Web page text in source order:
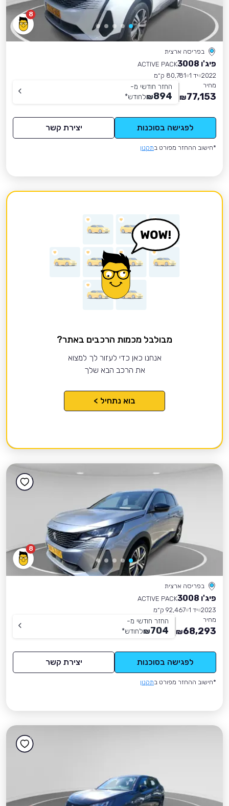
8
בפריסה ארצית
פיג'ו 3008
ACTIVE PACK
2022 יד 1
80,781 ק״מ
מחיר
77,153
₪
החזר חודשי מ-
894
₪לחודש*
לפגישה בסוכנות יצירת קשר
*חישוב ההחזר מפורט בתקנון
מבולבל מכמות הרכבים באתר?
אנחנו כאן כדי לעזור לך למצוא
את הרכב הבא שלך
בוא נתחיל >
8
בפריסה ארצית
פיג'ו 3008
ACTIVE PACK
2023 יד 1
92,467 ק״מ
מחיר
68,293
₪
החזר חודשי מ-
704
₪לחודש*
לפגישה בסוכנות יצירת קשר
*חישוב ההחזר מפורט בתקנון